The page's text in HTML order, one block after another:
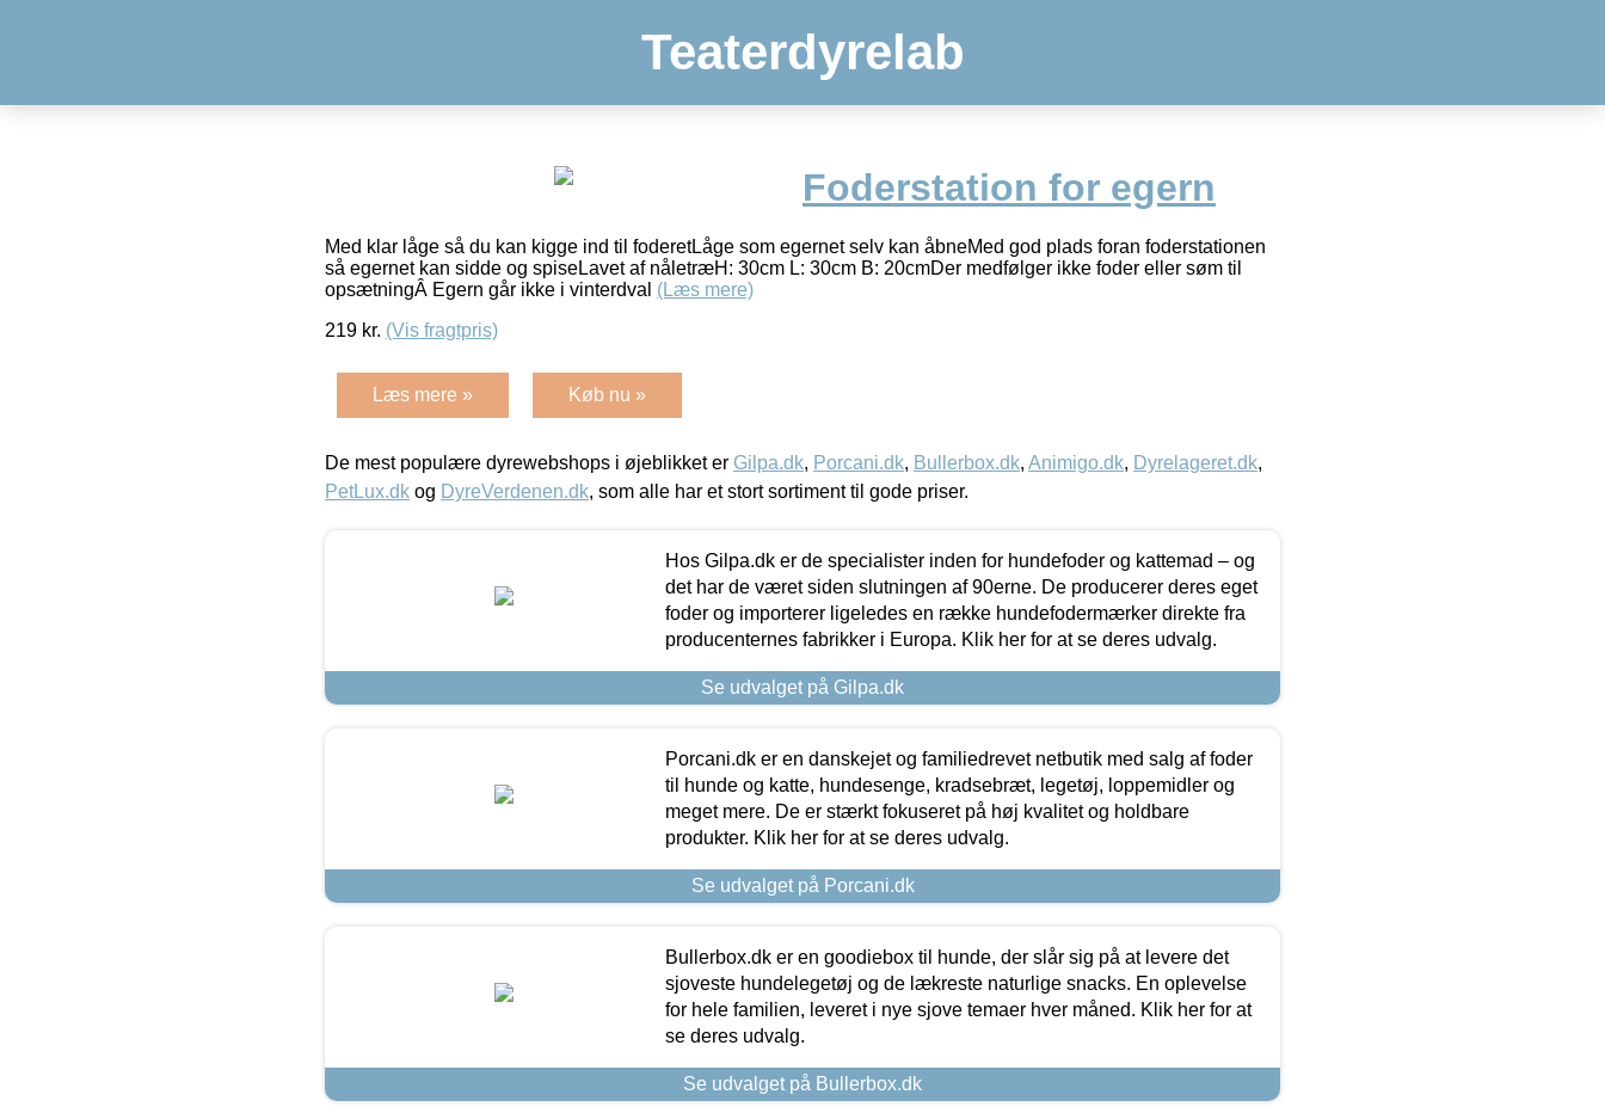
Teaterdyrelab
Foderstation for egern
Med klar låge så du kan kigge ind til foderetLåge som egernet selv kan åbneMed god plads foran foderstationen
så egernet kan sidde og spiseLavet af nåletræH: 30cm L: 30cm B: 20cmDer medfølger ikke foder eller søm til
opsætningÂ Egern går ikke i vinterdval (Læs mere)
219 kr. (Vis fragtpris)
Læs mere » Køb nu »
De mest populære dyrewebshops i øjeblikket er Gilpa.dk, Porcani.dk, Bullerbox.dk, Animigo.dk, Dyrelageret.dk,
PetLux.dk og DyreVerdenen.dk, som alle har et stort sortiment til gode priser.
Hos Gilpa.dk er de specialister inden for hundefoder og kattemad – og
det har de været siden slutningen af 90erne. De producerer deres eget
foder og importerer ligeledes en række hundefodermærker direkte fra
producenternes fabrikker i Europa. Klik her for at se deres udvalg.
Se udvalget på Gilpa.dk
Porcani.dk er en danskejet og familiedrevet netbutik med salg af foder
til hunde og katte, hundesenge, kradsebræt, legetøj, loppemidler og
meget mere. De er stærkt fokuseret på høj kvalitet og holdbare
produkter. Klik her for at se deres udvalg.
Se udvalget på Porcani.dk
Bullerbox.dk er en goodiebox til hunde, der slår sig på at levere det
sjoveste hundelegetøj og de lækreste naturlige snacks. En oplevelse
for hele familien, leveret i nye sjove temaer hver måned. Klik her for at
se deres udvalg.
Se udvalget på Bullerbox.dk